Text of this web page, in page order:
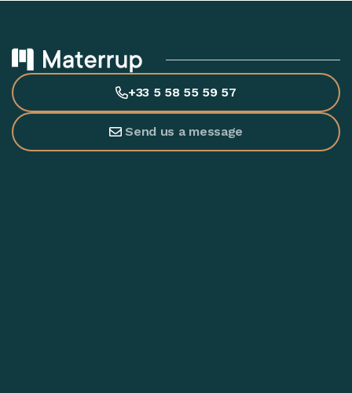
+33 5 58 55 59 57
Send us a message